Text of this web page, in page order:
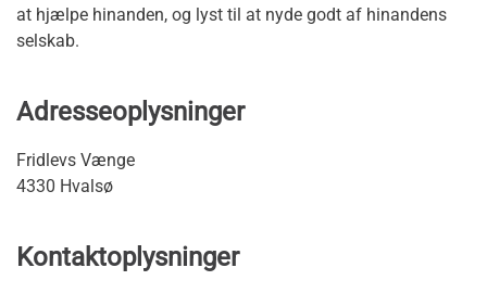
at hjælpe hinanden, og lyst til at nyde godt af hinandens
selskab.
Adresseoplysninger
Fridlevs Vænge
4330 Hvalsø
Kontaktoplysninger